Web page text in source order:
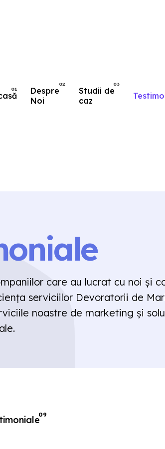
Despre
Noi
Studii de
caz
care au lucrat cu noi și
serviciilor Devoratorii de
noastre de marketing și
09